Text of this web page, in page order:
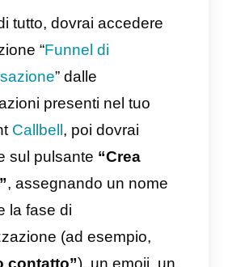
si può ben vedere, il
follow-up su
è usare un account
sfruttando le sue
al fine di gestire
tutti i tuoi clienti.